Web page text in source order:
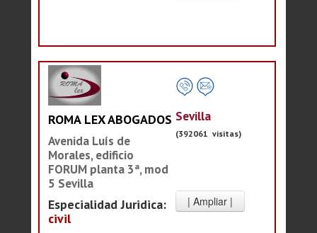
ROMA LEX ABOGADOS
Avenida Luís de
Morales, edificio
FORUM planta 3ª, mod
5 Sevilla
Especialidad Juridica:
civil
Sevilla
(392061 visitas)